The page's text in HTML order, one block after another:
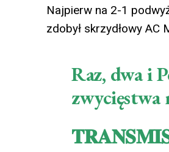
Najpierw na 2-1
zdobył skrzydłowy AC
Raz, dwa i